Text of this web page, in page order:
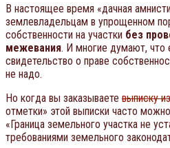
В настоящее время «дачная
землевладельцам в упрощенном
собственности на участки без
межевания. И многие думают, что
свидетельство о праве
не надо.
Но когда вы заказываете выписку
отметки» этой выписки часто
«Граница земельного участка не
требованиями земельного